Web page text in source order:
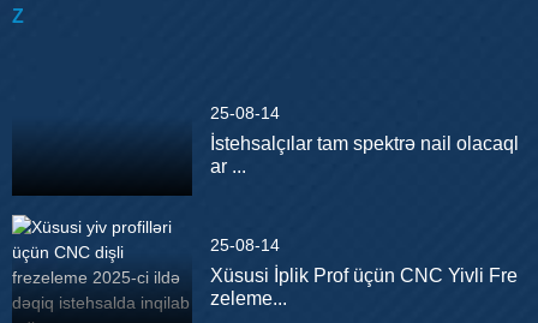
Z
25-08-14
İstehsalçılar tam spektrə nail olacaql
ar ...
25-08-14
Xüsusi İplik Prof üçün CNC Yivli Fre
zeleme...